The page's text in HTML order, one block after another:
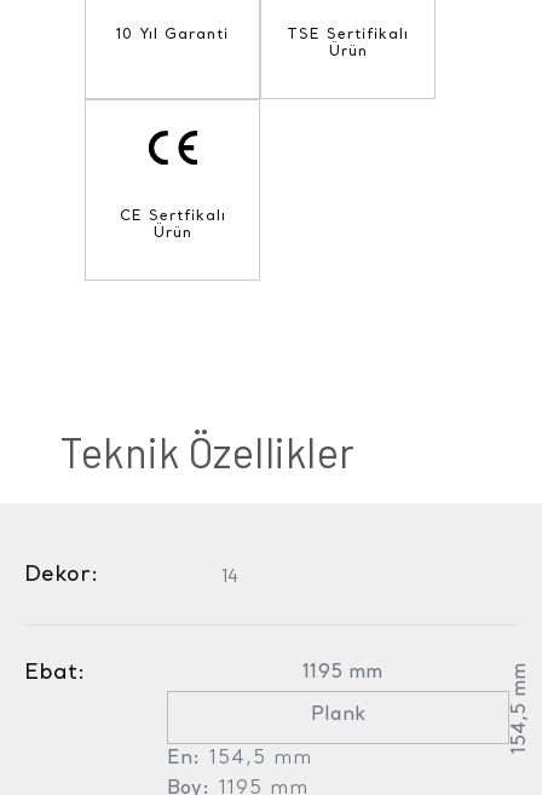
10 Yıl Garanti
TSE Sertifikalı
Ürün
CE Sertfikalı
Ürün
Teknik Özellikler
Dekor: 14
Ebat:
1195 mm
Plank
154,5 mm
En: 154,5 mm
Boy: 1195 mm